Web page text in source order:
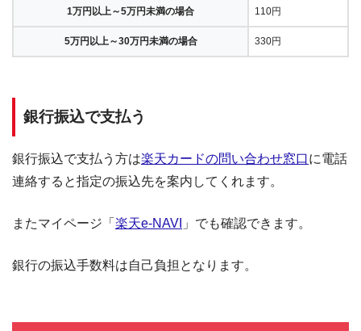
1万円以上～5万円未満の場合 110円
5万円以上～30万円未満の場合 330円
銀行振込で支払う
銀行振込で支払う方は楽天カードの問い合わせ窓口に電話
連絡すると指定の振込先を案内してくれます。
またマイページ「 楽天e-NAVI 」でも確認できます。
銀行の振込手数料は自己負担となります。